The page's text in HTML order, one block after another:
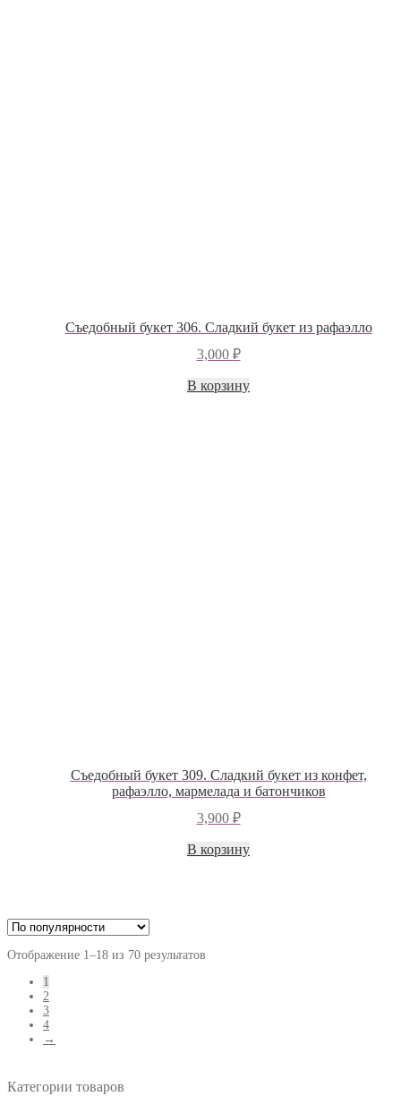
Съедобный букет 306. Сладкий букет из рафаэлло
3,000 ₽
В корзину
Съедобный букет 309. Сладкий букет из конфет,
рафаэлло, мармелада и батончиков
3,900 ₽
В корзину
Отображение 1–18 из 70 результатов
1
2
3
4
→
Категории товаров